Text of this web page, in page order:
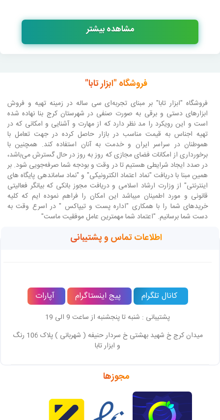
مشاهده بیشتر
فروشگاه "ابزار تابا"
فروشگاه "ابزار تابا"بر مبنای تجربه‌ای سی ساله در زمینه تهیه و فروش
ابزارهای دستی و برقی به صورت صنفی در شهرستان کرج بنا نهاده شده
است و این رویکرد را مد نظر دارد که از مهارت و آشنایی و امکانی که در
تهیه اجناس به قیمت مناسب در بازار حاصل کرده در جهت تعامل با
هموطنان در سراسر ایران و خدمت به آنان استفاده کند. همچنین با
برخورداری از امکانات فضای مجازی که روز به روز در حال گسترش می‌باشد،
در صدد ایجاد شرایطی هستیم تا در وقت و بودجه شما صرفه‌جویی شود. بر
همین مبنا با دریافت "نماد اعتماد الکترونیکی" و "نماد ساماندهی پایگاه های
اینترنتی" از وزارت ارشاد اسلامی و دریافت مجوز بانکی که بیانگر فعالیتی
قانونی و مورد اطمینان میباشد این امکان را فراهم نموده ایم که کلیه
خریدهای شما را با همکاری "اداره پست و تیپاکس " در اسرع وقت به
دست شما برسانیم. "اعتماد شما مهمترین عامل موفقیت ماست"
اطلاعات تماس و پشتیبانی
کانال تلگرام پیج اینستاگرام آپارات
پشتیبانی : شنبه تا پنجشنبه از ساعت 9 الی 19
میدان کرج خ شهید بهشتی خ سردار حنیفه ( شهربانی ) پلاک 106 رنگ
و ابزار تابا
مجوزها